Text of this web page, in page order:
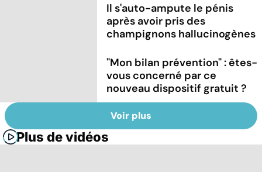
Il s'auto-ampute le pénis
après avoir pris des
champignons hallucinogènes
"Mon bilan prévention" : êtes-
vous concerné par ce
nouveau dispositif gratuit ?
Voir plus
Plus de vidéos